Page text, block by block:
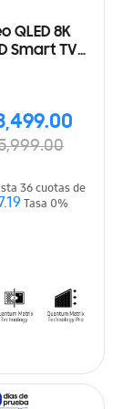
QLED 8K
Smart TV
Hasta 36 cuotas de
Tasa 0%